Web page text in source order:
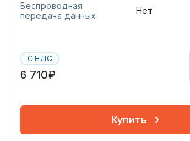
Беспроводная
передача данных:
Нет
С НДС
6 710₽
Купить